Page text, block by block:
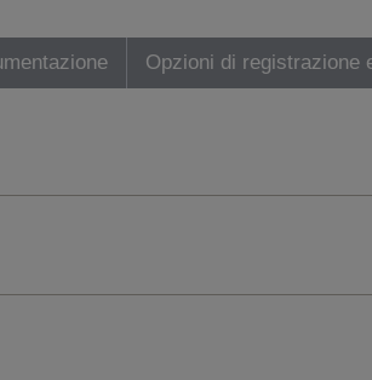
Opzioni di registrazione